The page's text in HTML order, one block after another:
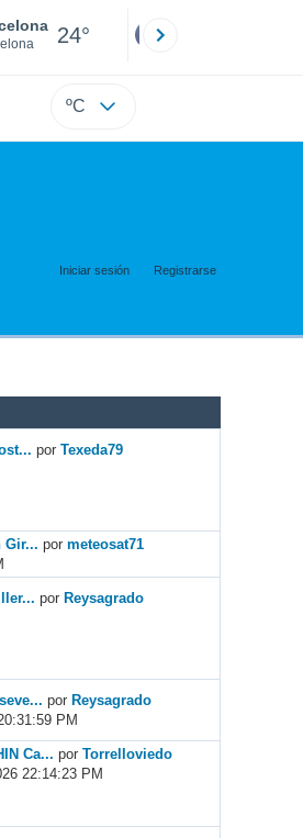
24°
ºC
Iniciar sesión Registrarse
porTexeda79
Gir... pormeteosat71
por Reysagrado
porReysagrado
PM
Ca... porTorrelloviedo
22:14:23 PM